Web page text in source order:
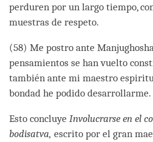
perduren por un largo tiempo,
muestras de respeto.
(58) Me postro ante
pensamientos se han vuelto
también ante mi maestro
bondad he podido desarrollarme.
Esto concluye Involucrarse en el
bodisatva, escrito por el gran